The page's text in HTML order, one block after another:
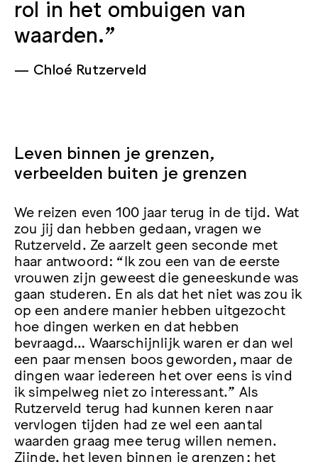
rol in het ombuigen van
waarden.”
Chloé Rutzerveld
Leven binnen je grenzen,
verbeelden buiten je grenzen
We reizen even 100 jaar terug in de tijd. Wat
zou jij dan hebben gedaan, vragen we
Rutzerveld. Ze aarzelt geen seconde met
haar antwoord: “Ik zou een van de eerste
vrouwen zijn geweest die geneeskunde was
gaan studeren. En als dat het niet was zou ik
op een andere manier hebben uitgezocht
hoe dingen werken en dat hebben
bevraagd… Waarschijnlijk waren er dan wel
een paar mensen boos geworden, maar de
dingen waar iedereen het over eens is vind
ik simpelweg niet zo interessant.” Als
Rutzerveld terug had kunnen keren naar
vervlogen tijden had ze wel een aantal
waarden graag mee terug willen nemen.
Zijnde, het leven binnen je grenzen; het